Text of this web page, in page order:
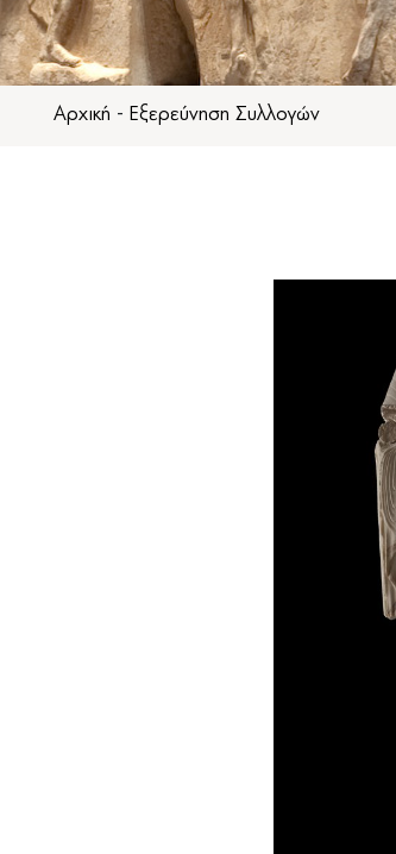
Αρχική - Εξερεύνηση Συλλογών